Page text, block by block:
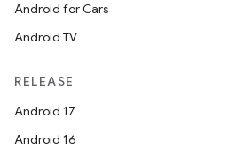
Android for Cars
Android TV
RELEASE
Android 17
Android 16